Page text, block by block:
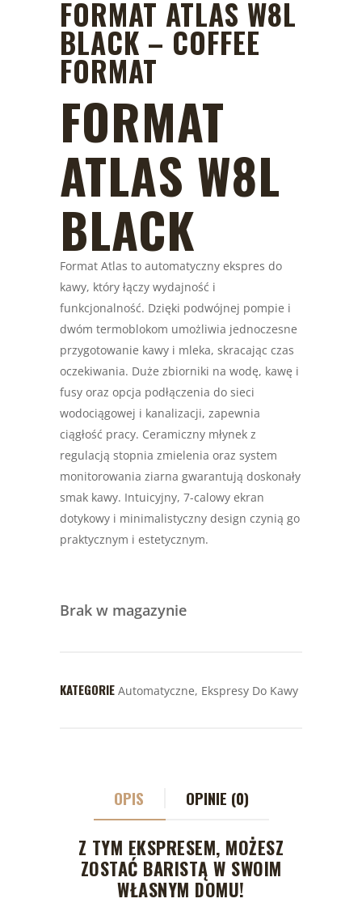
FORMAT ATLAS W8L
BLACK – COFFEE
FORMAT
FORMAT
ATLAS W8L
BLACK
Format Atlas to automatyczny ekspres do
kawy, który łączy wydajność i
funkcjonalność. Dzięki podwójnej pompie i
dwóm termoblokom umożliwia jednoczesne
przygotowanie kawy i mleka, skracając czas
oczekiwania. Duże zbiorniki na wodę, kawę i
fusy oraz opcja podłączenia do sieci
wodociągowej i kanalizacji, zapewnia
ciągłość pracy. Ceramiczny młynek z
regulacją stopnia zmielenia oraz system
monitorowania ziarna gwarantują doskonały
smak kawy. Intuicyjny, 7-calowy ekran
dotykowy i minimalistyczny design czynią go
praktycznym i estetycznym.
Brak w magazynie
KATEGORIE Automatyczne, Ekspresy Do Kawy
OPIS OPINIE (0)
Z TYM EKSPRESEM, MOŻESZ
ZOSTAĆ BARISTĄ W SWOIM
WŁASNYM DOMU!